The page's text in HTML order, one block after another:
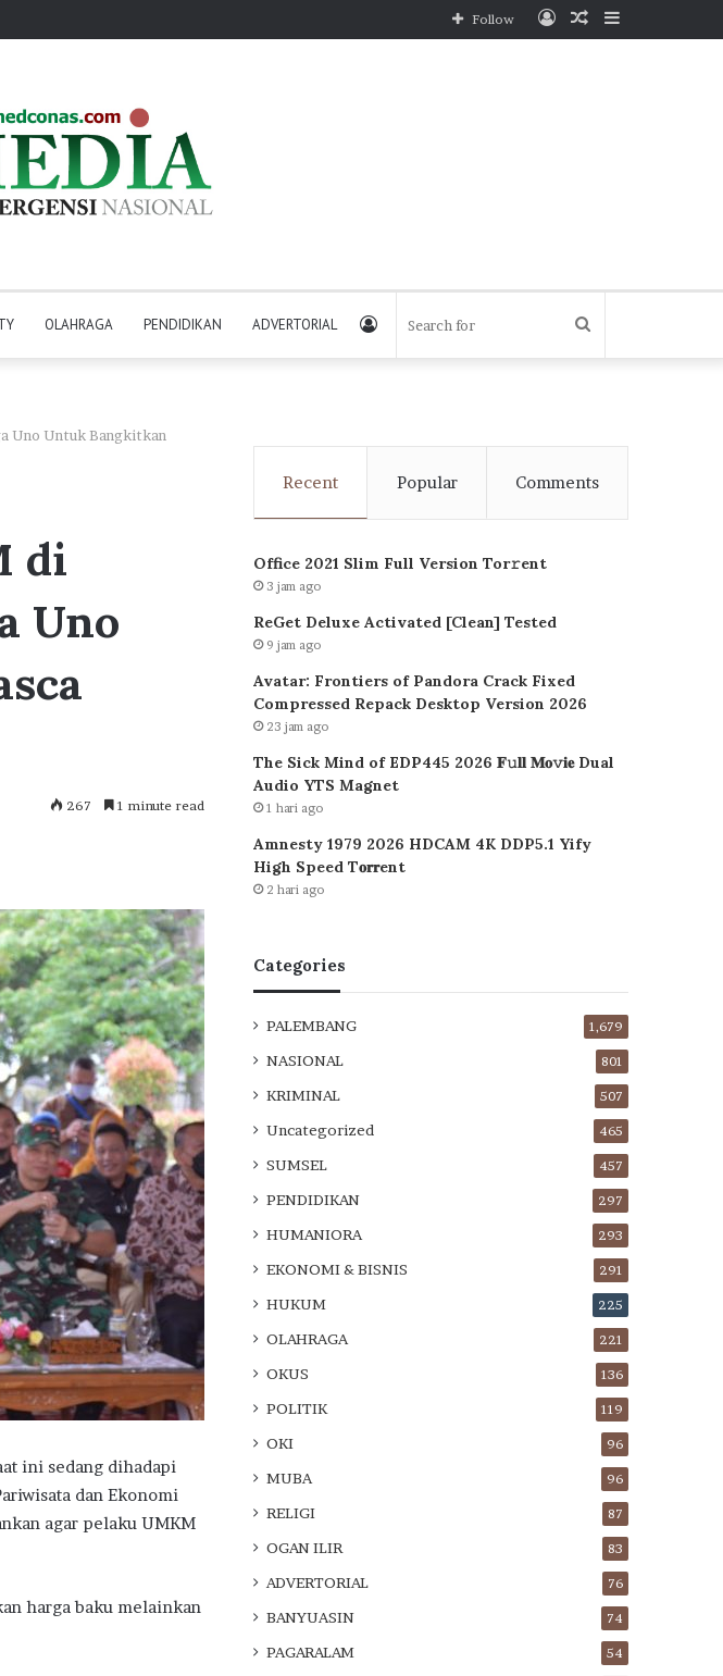
Sidebar
Random
Log
Follow
OLAHRAGA PENDIDIKAN ADVERTORIAL Search
Log
Uno Untuk Bangkitkan
di
Uno
267 1 minute read
ini sedang dihadapi
dan Ekonomi
agar pelaku UMKM
harga baku melainkan
Recent Popular Comments
Office 2021 Slim Full Version Tor𝚛ent
3 jam ago
ReGet Deluxe Activated [Clean] Tested
9 jam ago
Avatar: Frontiers of Pandora Crack Fixed
Compressed Repack Desktop Version 2026
23 jam ago
The Sick Mind of EDP445 2026 𝐅𝚞𝐥𝐥 𝐌𝐨𝚟𝐢𝐞 Dual
Audio YTS Magnet
1 hari ago
Amnesty 1979 2026 HDCAM 4K DDP5.1 Yify
High Speed T𝐨𝐫𝐫ent
2 hari ago
Categories
PALEMBANG 1,679
NASIONAL 801
KRIMINAL 507
Uncategorized 465
SUMSEL 457
PENDIDIKAN 297
HUMANIORA 293
EKONOMI & BISNIS 291
HUKUM 225
OLAHRAGA 221
OKUS 136
POLITIK 119
OKI 96
MUBA 96
RELIGI 87
OGAN ILIR 83
ADVERTORIAL 76
BANYUASIN 74
PAGARALAM 54